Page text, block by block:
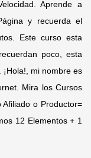
Aprende a
y recuerda el
Este curso esta
poco, esta
mi nombre es
Mira los Cursos
o Productor=
12 Elementos + 1